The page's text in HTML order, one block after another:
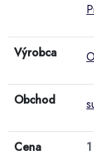
Výrobca
Obchod
Cena 1